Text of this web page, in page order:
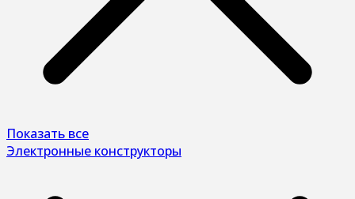
Показать все
Электронные конструкторы